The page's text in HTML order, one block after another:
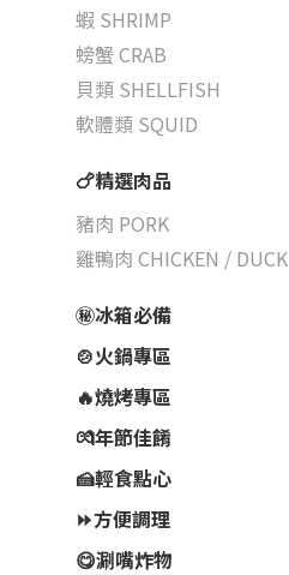
蝦 SHRIMP
螃蟹 CRAB
貝類 SHELLFISH
軟體類 SQUID
🍗精選肉品
豬肉 PORK
雞鴨肉 CHICKEN / DUCK
㊙️冰箱必備
🍲火鍋專區
🔥燒烤專區
💏年節佳餚
🍰輕食點心
⏩方便調理
😋涮嘴炸物